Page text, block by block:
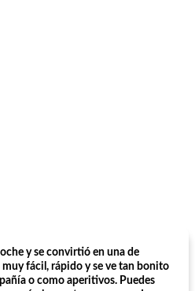
y se convirtió en una de
muy fácil, rápido y se ve tan bonito
o como aperitivos. Puedes